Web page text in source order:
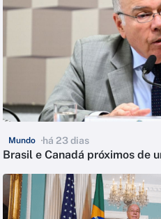
Mundo há 23 dias
Brasil e Canadá próximos de